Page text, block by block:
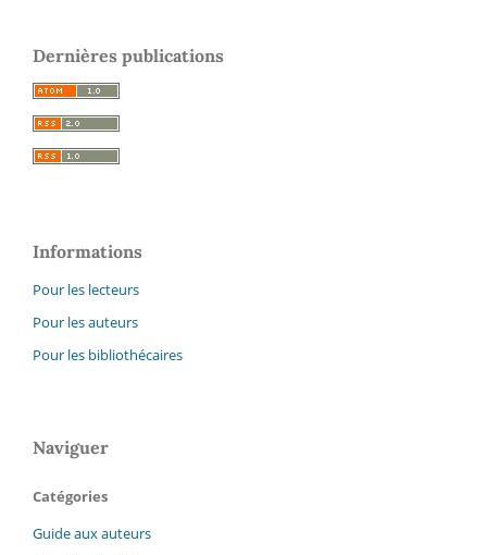
Dernières publications
Informations
Pour les lecteurs
Pour les auteurs
Pour les bibliothécaires
Naviguer
Catégories
Guide aux auteurs